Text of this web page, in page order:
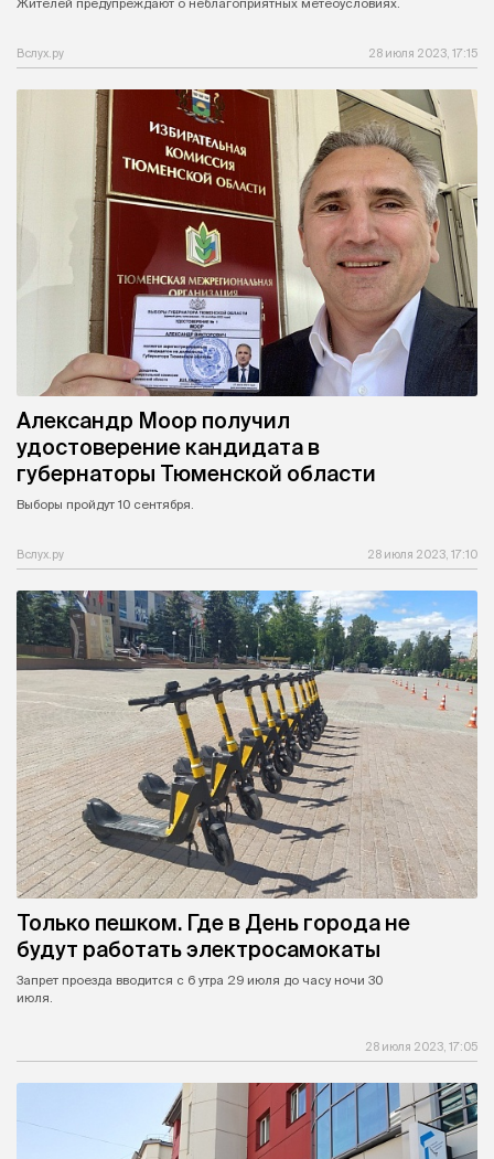
Жителей предупреждают о неблагоприятных метеоусловиях.
Вслух.ру 28 июля 2023, 17:15
Александр Моор получил
удостоверение кандидата в
губернаторы Тюменской области
Выборы пройдут 10 сентября.
Вслух.ру 28 июля 2023, 17:10
Только пешком. Где в День города не
будут работать электросамокаты
Запрет проезда вводится с 6 утра 29 июля до часу ночи 30
июля.
28 июля 2023, 17:05